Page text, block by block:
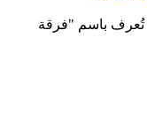
تُعرف باسم "فرقة